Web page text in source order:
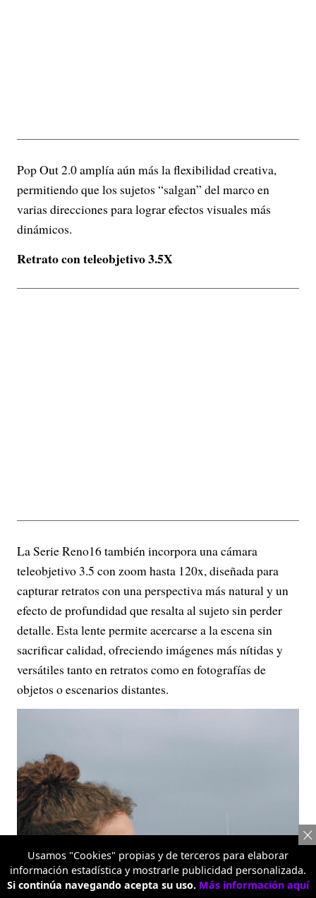
Pop Out 2.0 amplía aún más la flexibilidad creativa,
permitiendo que los sujetos “salgan” del marco en
varias direcciones para lograr efectos visuales más
dinámicos.
Retrato con teleobjetivo 3.5X
La Serie Reno16 también incorpora una cámara
teleobjetivo 3.5 con zoom hasta 120x, diseñada para
capturar retratos con una perspectiva más natural y un
efecto de profundidad que resalta al sujeto sin perder
detalle. Esta lente permite acercarse a la escena sin
sacrificar calidad, ofreciendo imágenes más nítidas y
versátiles tanto en retratos como en fotografías de
objetos o escenarios distantes.
Usamos "Cookies" propias y de terceros para elaborar
información estadística y mostrarle publicidad personalizada.
Si continúa navegando acepta su uso. Más información aquí